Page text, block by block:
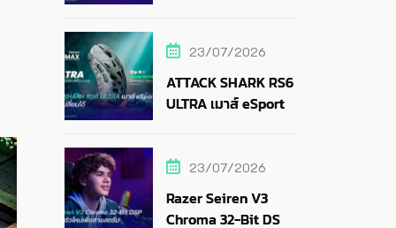
23/07/2026
ATTACK SHARK RS6
ULTRA เมาส์ eSports
23/07/2026
Razer Seiren V3
Chroma 32-Bit DSP